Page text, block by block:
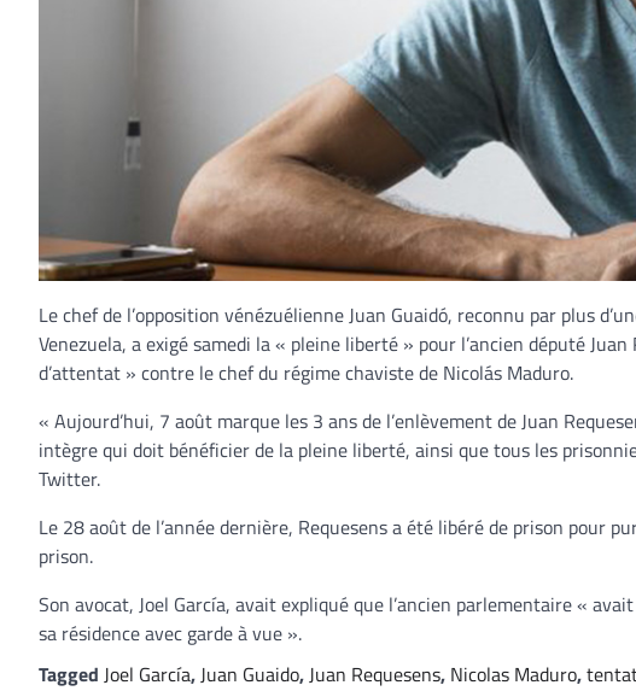
Le chef de l’opposition vénézuélienne Juan Guaidó, reconnu par plus
Venezuela, a exigé samedi la « pleine liberté » pour l’ancien député
d’attentat » contre le chef du régime chaviste de Nicolás Maduro.
« Aujourd’hui, 7 août marque les 3 ans de l’enlèvement de Juan
intègre qui doit bénéficier de la pleine liberté, ainsi que tous les
Twitter.
Le 28 août de l’année dernière, Requesens a été libéré de prison pour
prison.
Son avocat, Joel García, avait expliqué que l’ancien parlementaire «
sa résidence avec garde à vue ».
Tagged Joel García,Juan Guaido,Juan Requesens, Nicolas Maduro,